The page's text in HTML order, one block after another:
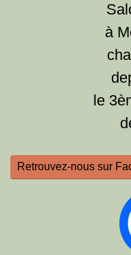
à
le
Retrouvez-nous sur